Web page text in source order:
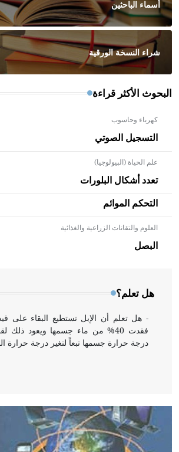
أسماء الباحثين
شراء النسخة الورقية
البحوث الأكثر قراءة
كهرباء وحاسوب
التسجيل الصوتي
علم الحياة (البيولوجيا)
تعدد أشكال البلورات
التحكم الموائم
العلوم والتقانات الزراعية والغذائية
البصل
هل تعلم؟
- هل تعلم أن الأبلق نوع من الفنون
بالعمارة الإسلامية في بلاد الشام ومصر
المعمار على بناء مداميكه وخاصة في
- هل تعلم أن الإبل تستطيع البقاء على
فقدت 40% من ماء جسمها ويعود ذلك
درجة حرارة جسمها تبعاً لتغير درجة حرارة
- هل تعلم أن أبقراط كتب في الطب
الحكم، الأدلة، تنظيم التغذية، ورسالته
ويعود له الفضل بأنه حرر الطب من الدين